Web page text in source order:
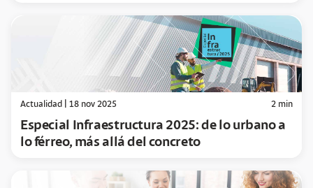
Actualidad 18 nov 2025 2 min
Especial Infraestructura 2025: de lo urbano a
lo férreo, más allá del concreto